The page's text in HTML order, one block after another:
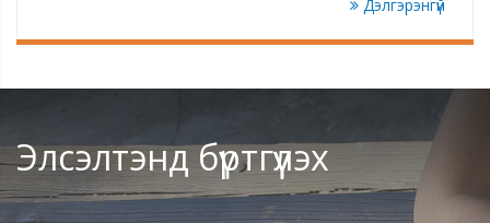
Дэлгэрэнгүй
Элсэлтэнд бүртгүүлэх